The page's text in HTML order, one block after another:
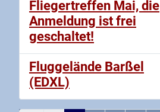
Fliegertreffen Mai, die
Anmeldung ist frei
geschaltet!
Fluggelände Barßel
(EDXL)